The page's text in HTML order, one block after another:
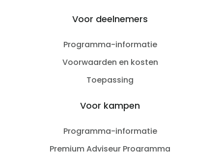
Voor deelnemers
Programma-informatie
Voorwaarden en kosten
Toepassing
Voor kampen
Programma-informatie
Premium Adviseur Programma